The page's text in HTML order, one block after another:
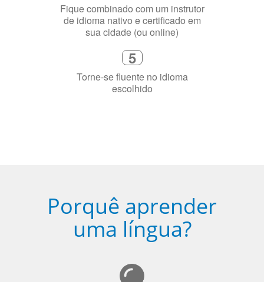
Fique combinado com um instrutor
de idioma nativo e certificado em
sua cidade (ou online)
5
Torne-se fluente no idioma
escolhido
Porquê aprender
uma língua?